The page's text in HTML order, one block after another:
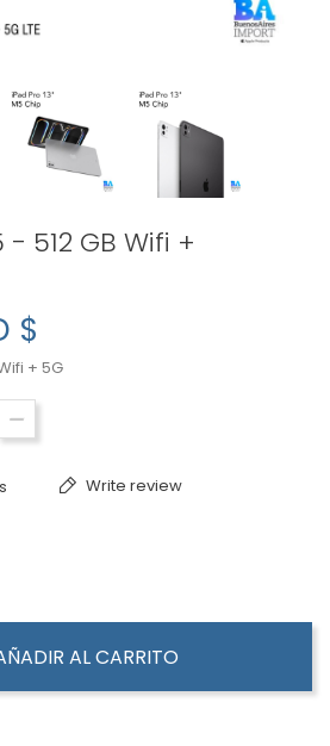
- 512 GB Wifi +
$
+ 5G
Write review
AL CARRITO